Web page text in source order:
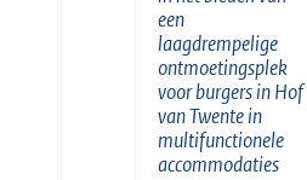
een
laagdrempelige
ontmoetingsplek
voor burgers in Hof
van Twente in
multifunctionele
accommodaties